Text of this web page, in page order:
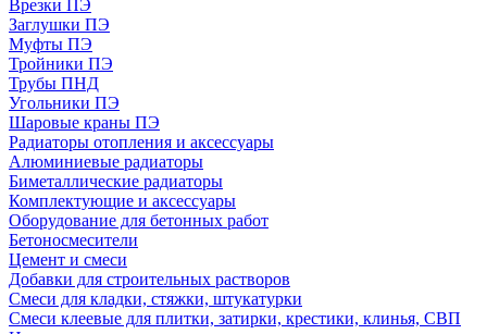
Врезки ПЭ
Заглушки ПЭ
Муфты ПЭ
Тройники ПЭ
Трубы ПНД
Угольники ПЭ
Шаровые краны ПЭ
Радиаторы отопления и аксессуары
Алюминиевые радиаторы
Биметаллические радиаторы
Комплектующие и аксессуары
Оборудование для бетонных работ
Бетоносмесители
Цемент и смеси
Добавки для строительных растворов
Смеси для кладки, стяжки, штукатурки
Смеси клеевые для плитки, затирки, крестики, клинья, СВП